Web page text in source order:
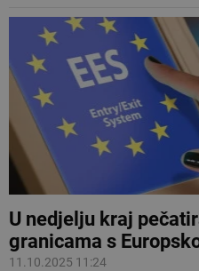
U nedjelju kraj
granicama s
11.10.2025 11:24